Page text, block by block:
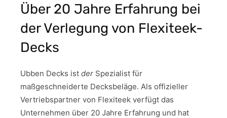
Über 20 Jahre Erfahrung bei
der Verlegung von Flexiteek-
Decks
Ubben Decks ist der Spezialist für
maßgeschneiderte Decksbeläge. Als offizieller
Vertriebspartner von Flexiteek verfügt das
Unternehmen über 20 Jahre Erfahrung und hat